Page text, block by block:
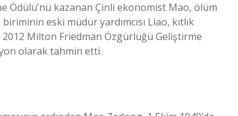
Ödülü’nü kazanan Çinli ekonomist Mao, ölüm
eski müdür yardımcısı Liao, kıtlık
Milton Friedman Özgürlüğü Geliştirme
olarak tahmin etti.